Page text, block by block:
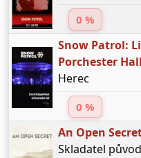
0 %
Snow Patrol:
Porchester Hall
Herec
0 %
An Open
Skladatel